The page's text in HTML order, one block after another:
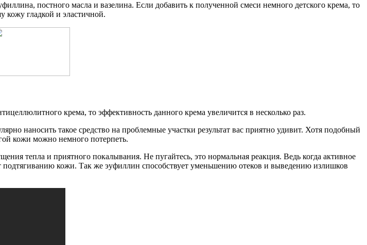
постного масла и вазелина. Если добавить к полученной смеси немного детского крема, то
кожу гладкой и эластичной.
крема, то эффективность данного крема увеличится в несколько раз.
наносить такое средство на проблемные участки результат вас приятно удивит. Хотя подобный
кожи можно немного потерпеть.
тепла и приятного покалывания. Не пугайтесь, это нормальная реакция. Ведь когда активное
подтягиванию кожи. Так же эуфиллин способствует уменьшению отеков и выведению излишков